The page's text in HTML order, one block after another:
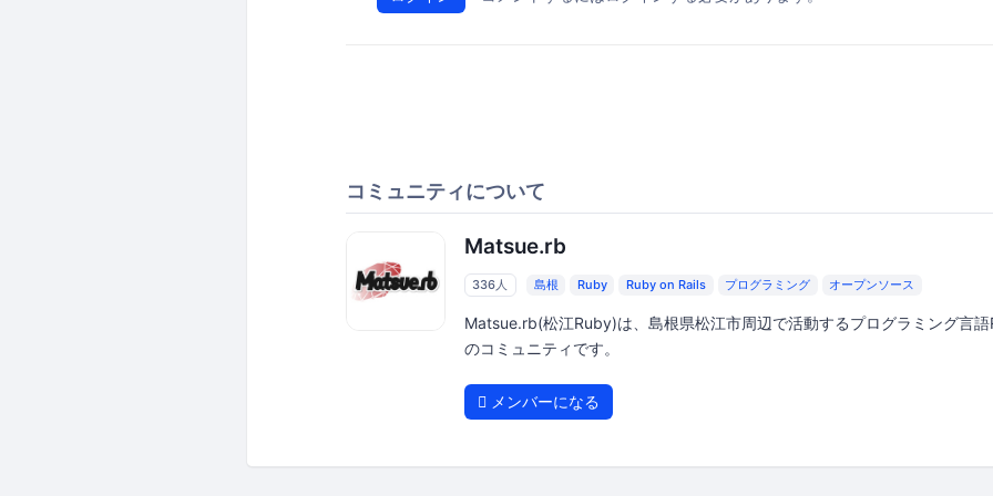
コミュニティについて
Matsue.rb
336人 島根 Ruby Ruby on Rails プログラミング オープンソース
Matsue.rb(松江Ruby)は、島根県松江市周辺で活動するプログラミング言
のコミュニティです。
メンバーになる